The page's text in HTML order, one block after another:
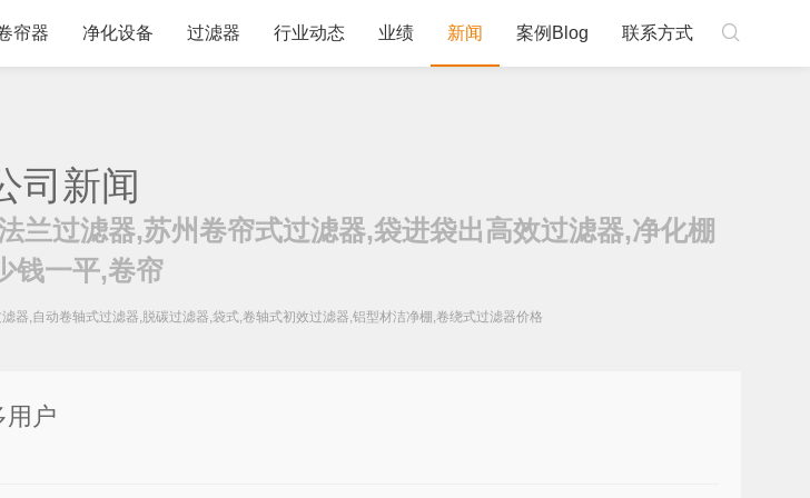

帘器 净化设备 过滤器 行业动态 业绩 新闻 案例Blog 联系方式
司新闻
兰过滤器,苏州卷帘式过滤器,袋进袋出高效过滤器,净化棚
钱一平,卷帘
器,自动卷轴式过滤器,脱碳过滤器,袋式,卷轴式初效过滤器,铝型材洁净棚,卷绕式过滤器价格
用户